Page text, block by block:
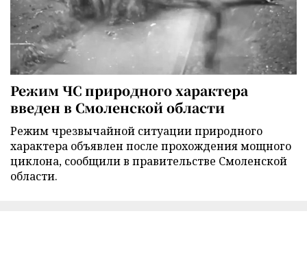
Режим ЧС природного характера
введен в Смоленской области
Режим чрезвычайной ситуации природного
характера объявлен после прохождения мощного
циклона, сообщили в правительстве Смоленской
области.